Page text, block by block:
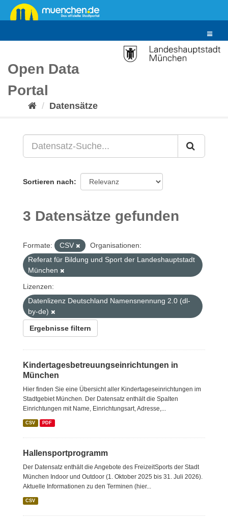
Überspringen
zum
Toggle
Open Data
Portal
Datensätze
Sortieren nach
3 Datensätze gefunden
Formate: CSV
Organisationen:
Referat für Bildung und Sport der Landeshauptstadt
München
Lizenzen:
Datenlizenz Deutschland Namensnennung 2.0 (dl-
by-de)
Ergebnisse filtern
Kindertagesbetreuungseinrichtungen in
München
Hier finden Sie eine Übersicht aller Kindertageseinrichtungen im
Stadtgebiet München. Der Datensatz enthält die Spalten
Einrichtungen mit Name, Einrichtungsart, Adresse,...
CSV PDF
Hallensportprogramm
Der Datensatz enthält die Angebote des FreizeitSports der Stadt
München Indoor und Outdoor (1. Oktober 2025 bis 31. Juli 2026).
Aktuelle Informationen zu den Terminen (hier...
CSV